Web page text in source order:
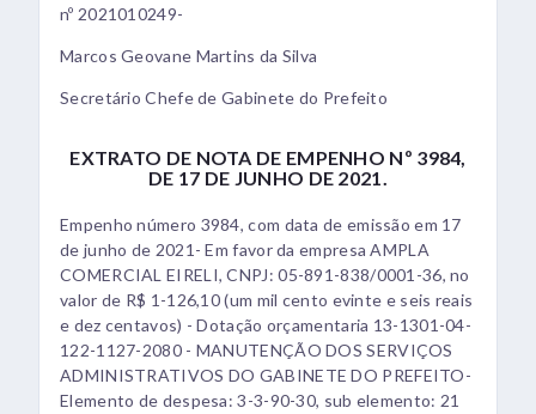
nº 2021010249-
Marcos Geovane Martins da Silva
Secretário Chefe de Gabinete do Prefeito
EXTRATO DE NOTA DE EMPENHO Nº 3984,
DE 17 DE JUNHO DE 2021.
Empenho número 3984, com data de emissão em 17
de junho de 2021- Em favor da empresa AMPLA
COMERCIAL EIRELI, CNPJ: 05-891-838/0001-36, no
valor de R$ 1-126,10 (um mil cento evinte e seis reais
e dez centavos) - Dotação orçamentaria 13-1301-04-
122-1127-2080 - MANUTENÇÃO DOS SERVIÇOS
ADMINISTRATIVOS DO GABINETE DO PREFEITO-
Elemento de despesa: 3-3-90-30, sub elemento: 21